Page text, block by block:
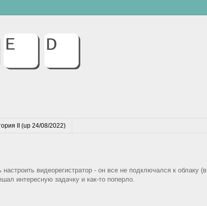
II (up 24/08/2022)
видеорегистратор - он все не подключался к облаку (в
интересную задачку и как-то поперло.